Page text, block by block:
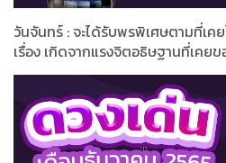
วันจันทร์ : จะได้รับพรพิเศษตามที่เค
เรื่อง เกิดจากแรงจิตอธิษฐานที่เค